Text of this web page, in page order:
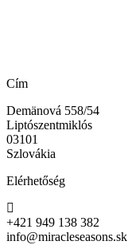
Cím
Demänová 558/54
Liptószentmiklós
03101
Szlovákia
Elérhetőség
+421 949 138 382
info@miracleseasons.sk